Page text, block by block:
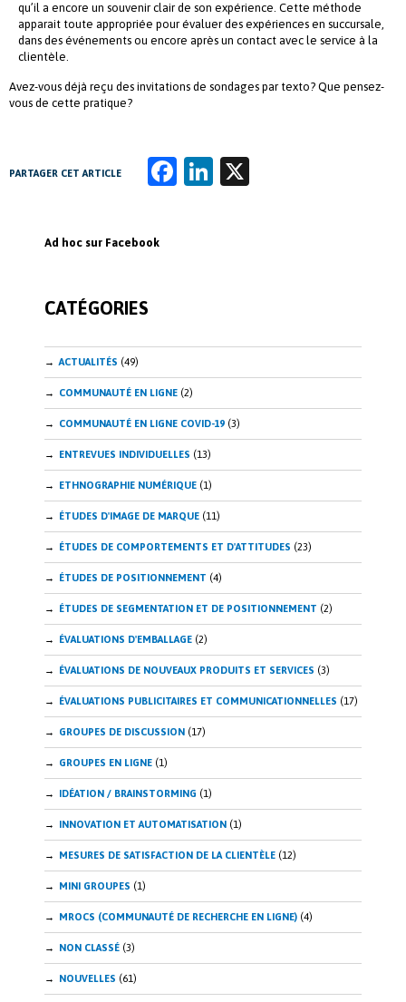
qu’il a encore un souvenir clair de son expérience. Cette méthode
apparait toute appropriée pour évaluer des expériences en succursale,
dans des événements ou encore après un contact avec le service à la
clientèle.
Avez-vous déjà reçu des invitations de sondages par texto? Que pensez-
vous de cette pratique?
PARTAGER CET ARTICLE
Fa Li
Ad hoc sur Facebook
CATÉGORIES
ACTUALITÉS (49)
COMMUNAUTÉ EN LIGNE (2)
COMMUNAUTÉ EN LIGNE COVID-19 (3)
ENTREVUES INDIVIDUELLES (13)
ETHNOGRAPHIE NUMÉRIQUE (1)
ÉTUDES D'IMAGE DE MARQUE (11)
ÉTUDES DE COMPORTEMENTS ET D'ATTITUDES (23)
ÉTUDES DE POSITIONNEMENT (4)
ÉTUDES DE SEGMENTATION ET DE POSITIONNEMENT (2)
ÉVALUATIONS D'EMBALLAGE (2)
ÉVALUATIONS DE NOUVEAUX PRODUITS ET SERVICES (3)
ÉVALUATIONS PUBLICITAIRES ET COMMUNICATIONNELLES (17)
GROUPES DE DISCUSSION (17)
GROUPES EN LIGNE (1)
IDÉATION / BRAINSTORMING (1)
INNOVATION ET AUTOMATISATION (1)
MESURES DE SATISFACTION DE LA CLIENTÈLE (12)
MINI GROUPES (1)
MROCS (COMMUNAUTÉ DE RECHERCHE EN LIGNE) (4)
NON CLASSÉ (3)
NOUVELLES (61)